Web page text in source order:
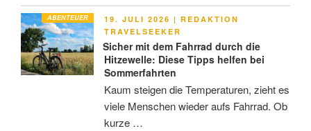
ABENTEUER
VERÖFFENTLICHT
AM
19. JULI 2026 | REDAKTION
TRAVELSEEKER
Sicher mit dem Fahrrad durch die
Hitzewelle: Diese Tipps helfen bei
Sommerfahrten
Kaum steigen die Temperaturen, zieht es
viele Menschen wieder aufs Fahrrad. Ob
kurze …